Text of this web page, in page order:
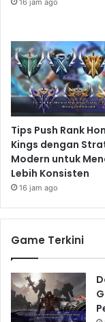
Tips Push Rank
Kings dengan
Modern untuk
Lebih Konsisten
16 jam ago
Game Terkini